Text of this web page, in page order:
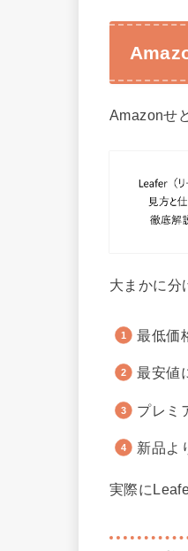
Amazonせ
大まかに分
最低価
最安値
プレミ
新品よ
実際に